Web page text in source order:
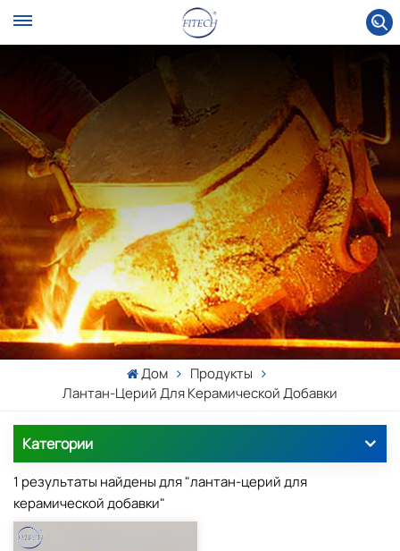
Дом
Продукты
Лантан-Церий Для Керамической Добавки
Категории
1 результаты найдены для "лантан-церий для
керамической добавки"